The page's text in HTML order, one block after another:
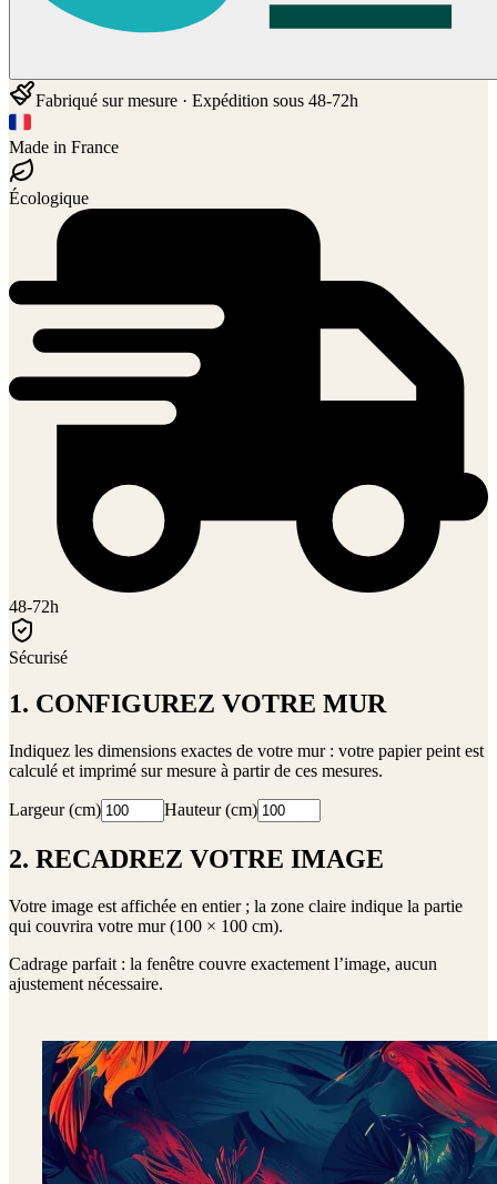
Fabriqué sur mesure · Expédition sous 48-72h
Made in France
Écologique
48-72h
Sécurisé
1. CONFIGUREZ VOTRE MUR
Indiquez les dimensions exactes de votre mur : votre papier peint est
calculé et imprimé sur mesure à partir de ces mesures.
Largeur (cm) Hauteur (cm)
2. RECADREZ VOTRE IMAGE
Votre image est affichée en entier ; la zone claire indique la partie
qui couvrira votre mur (100 × 100 cm).
Cadrage parfait : la fenêtre couvre exactement l’image, aucun
ajustement nécessaire.